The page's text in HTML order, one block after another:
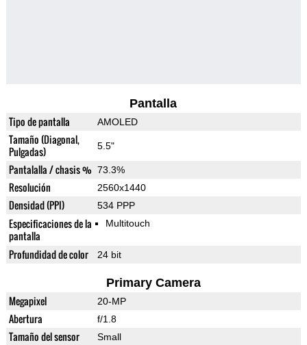
Pantalla
Tipo de pantalla AMOLED
Tamaño (Diagonal,
Pulgadas)
5.5"
Pantalalla / chasis % 73.3%
Resolución 2560x1440
Densidad (PPI) 534 PPP
Especificaciones de la
pantalla
Multitouch
Profundidad de color 24 bit
Primary Camera
Megapixel 20-MP
Abertura f/1.8
Tamaño del sensor Small